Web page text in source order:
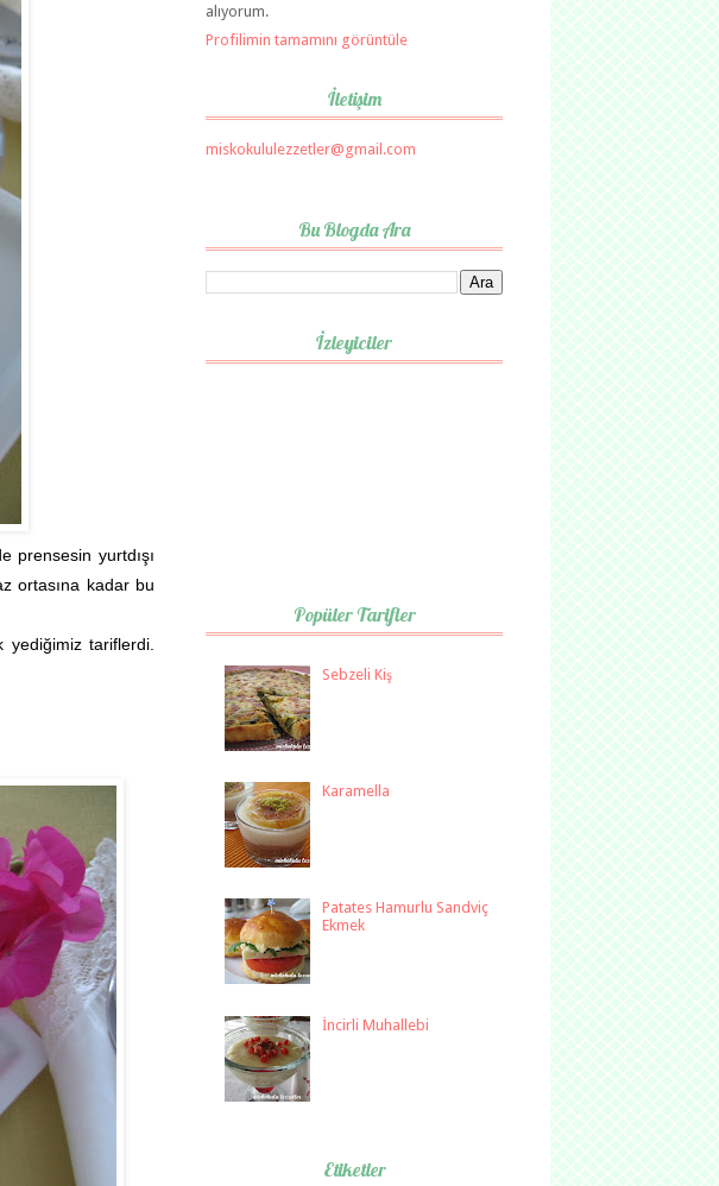
prensesin yurtdışı
ortasına kadar bu
yediğimiz tariflerdi.
alıyorum.
Profilimin tamamını görüntüle
İletişim
miskokululezzetler@gmail.com
Bu Blogda Ara
İzleyiciler
Popüler Tarifler
Sebzeli Kiş
Karamella
Patates Hamurlu Sandviç
Ekmek
İncirli Muhallebi
Etiketler